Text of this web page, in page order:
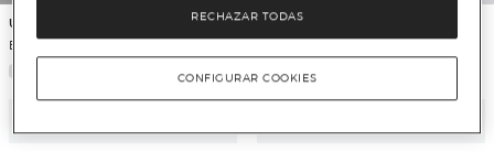
Unit Home
Bowl para noodles Oriental
Unit Home
Servilletero de cocina
RECHAZAR TODAS
CONFIGURAR COOKIES